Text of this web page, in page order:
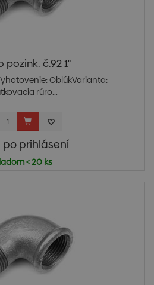
pozink. č.92 1"
OblúkVarianta:
rúro...
po prihlásení
< 20 ks